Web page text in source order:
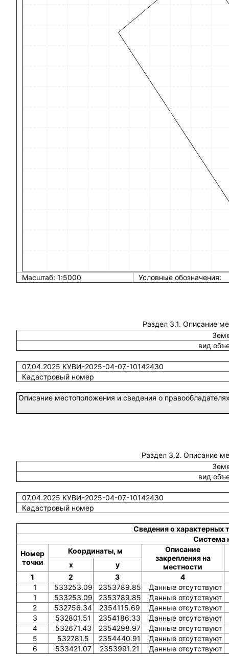
Масштаб: 1:5000 Условные обозначения:
Раздел 3.1. Описание
вид
07.04.2025 КУВИ-2025-04-07-10142430
Кадастровый номер
Описание местоположения и сведения о
Раздел 3.2. Описание
вид
07.04.2025 КУВИ-2025-04-07-10142430
Кадастровый номер
Сведения о характерных
Система
Номер
точки
Координаты, м
Описание
закрепления на
местности
x
y
1
2 3
4
1
533253.09 2353789.85
Данные отсутствуют
1
533253.09 2353789.85
Данные отсутствуют
2
532756.34 2354115.69
Данные отсутствуют
3
532801.51 2354186.33
Данные отсутствуют
4
532671.43 2354298.97
Данные отсутствуют
5
532781.5 2354440.91
Данные отсутствуют
6
533421.07 2353991.21 Данные отсутствуют